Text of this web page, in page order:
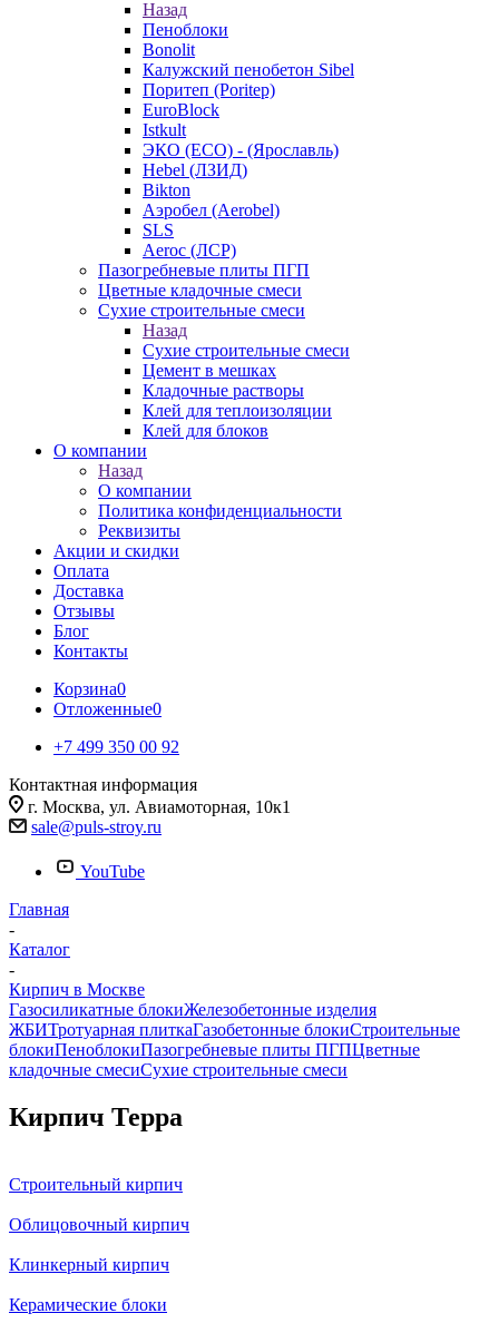
Назад
Пеноблоки
Bonolit
Калужский пенобетон Sibel
Поритеп (Poritep)
EuroBlock
Istkult
ЭКО (ECO) - (Ярославль)
Hebel (ЛЗИД)
Bikton
Аэробел (Aerobel)
SLS
Aeroc (ЛСР)
Пазогребневые плиты ПГП
Цветные кладочные смеси
Сухие строительные смеси
Назад
Сухие строительные смеси
Цемент в мешках
Кладочные растворы
Клей для теплоизоляции
Клей для блоков
О компании
Назад
О компании
Политика конфиденциальности
Реквизиты
Акции и скидки
Оплата
Доставка
Отзывы
Блог
Контакты
Корзина0
Отложенные0
+7 499 350 00 92
Контактная информация
г. Москва, ул. Авиамоторная, 10к1
sale@puls-stroy.ru
YouTube
Главная
-
Каталог
-
Кирпич в Москве
Газосиликатные блокиЖелезобетонные изделия
ЖБИТротуарная плиткаГазобетонные блокиСтроительные
блокиПеноблокиПазогребневые плиты ПГПЦветные
кладочные смесиСухие строительные смеси
Кирпич Терра
Строительный кирпич
Облицовочный кирпич
Клинкерный кирпич
Керамические блоки